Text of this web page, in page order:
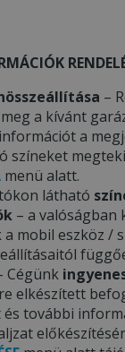
–
a kívánt
a
színeket
menü alatt.
látható
– a valóságban
mobil eszköz /
Cégünk
elkészített
és további